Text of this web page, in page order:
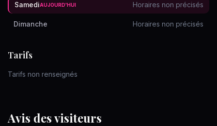
SamediAUJOURD'HUI Horaires non précisés
Dimanche Horaires non précisés
Tarifs
Tarifs non renseignés
Avis des visiteurs